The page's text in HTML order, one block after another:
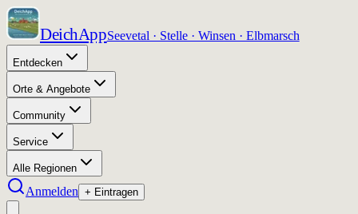
DeichAppSeevetal · Stelle · Winsen · Elbmarsch
Entdecken
Orte & Angebote
Community
Service
Alle Regionen
Anmelden + Eintragen